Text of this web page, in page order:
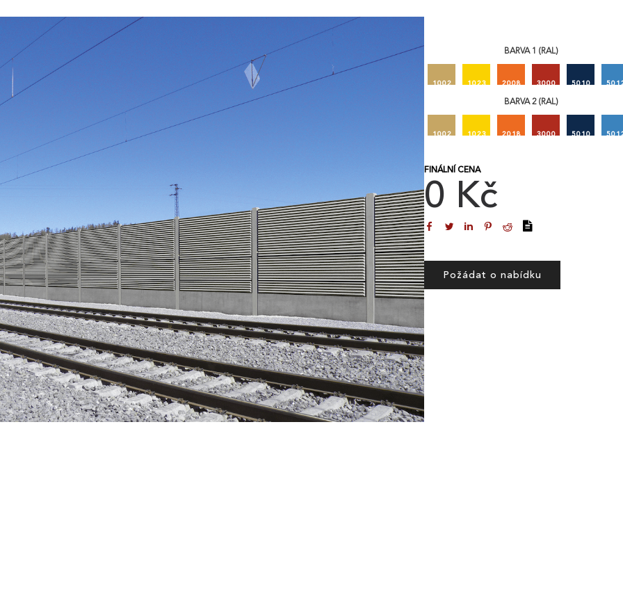
BARVA 1 (RAL)
1002 1023 2008 3000 5010
BARVA 2 (RAL)
1002 1023 2018 3000 5010
FINÁLNÍ CENA
0 Kč
Požádat o nabídku